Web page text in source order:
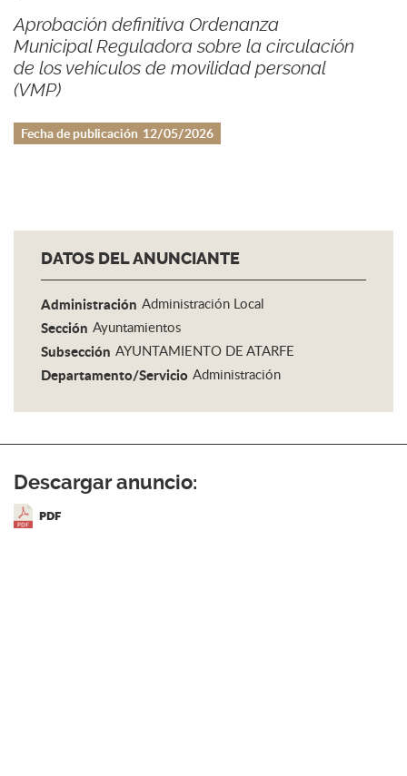
Aprobación definitiva Ordenanza
Municipal Reguladora sobre la circulación
de los vehículos de movilidad personal
(VMP)
Fecha de publicación 12/05/2026
DATOS DEL ANUNCIANTE
Administración Administración Local
Sección Ayuntamientos
Subsección AYUNTAMIENTO DE ATARFE
Departamento/Servicio Administración
Descargar anuncio:
PDF